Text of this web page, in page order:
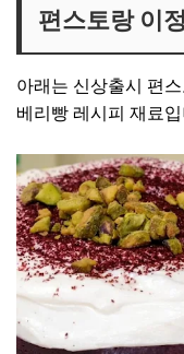
편스토랑 이
아래는 신상출시 편
베리빵 레시피 재료